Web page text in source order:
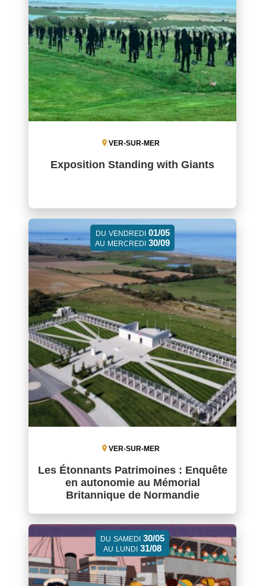
VER-SUR-MER
Exposition Standing with Giants
DU VENDREDI 01/05
AU MERCREDI 30/09
VER-SUR-MER
Les Étonnants Patrimoines : Enquête
en autonomie au Mémorial
Britannique de Normandie
DU SAMEDI 30/05
AU LUNDI 31/08